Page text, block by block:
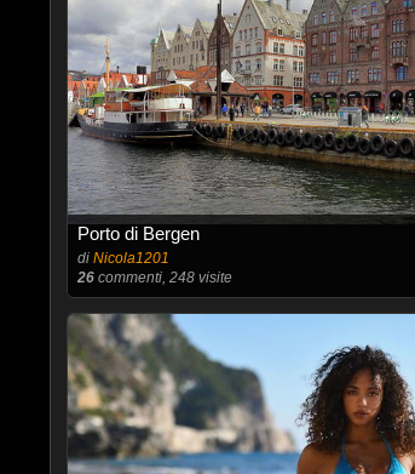
Porto di Bergen
di Nicola1201
26commenti, 248 visite